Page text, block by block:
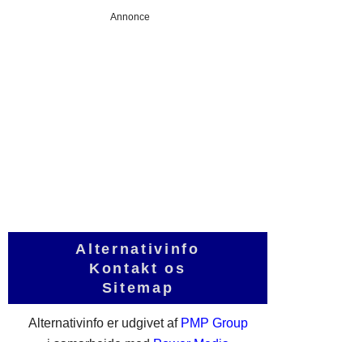
Annonce
Alternativinfo
Kontakt os
Sitemap
Alternativinfo er udgivet af PMP Group